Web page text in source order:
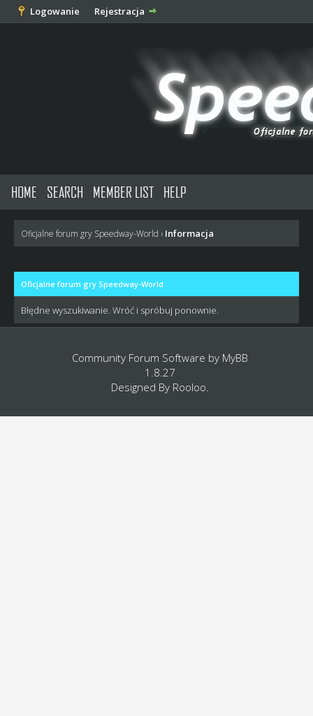
Logowanie Rejestracja
HOME SEARCH MEMBER LIST HELP
Oficjalne forum gry Speedway-World › Informacja
Oficjalne forum gry Speedway-World
Błędne wyszukiwanie. Wróć i spróbuj ponownie.
Community Forum Software by MyBB
1.8.27
Designed By Rooloo.